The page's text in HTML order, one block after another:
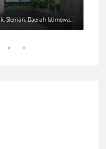
Jalan Dayakan, Sinduharjo, Ngaglik, Sleman, Daerah Istimewa Yogyakarta, 55581, Indonesia